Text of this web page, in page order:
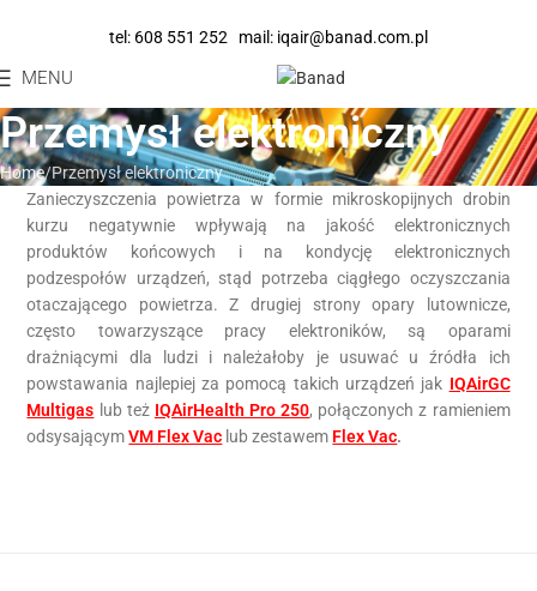
tel: 608 551 252 mail: iqair@banad.com.pl
MENU
Przemysł elektroniczny
Home Przemysł elektroniczny
Zanieczyszczenia powietrza w formie mikroskopijnych drobin
kurzu negatywnie wpływają na jakość elektronicznych
produktów końcowych i na kondycję elektronicznych
podzespołów urządzeń, stąd potrzeba ciągłego oczyszczania
otaczającego powietrza. Z drugiej strony opary lutownicze,
często towarzyszące pracy elektroników, są oparami
drażniącymi dla ludzi i należałoby je usuwać u źródła ich
powstawania najlepiej za pomocą takich urządzeń jak IQAirGC
Multigas lub też IQAirHealth Pro 250, połączonych z ramieniem
odsysającymVM Flex Vac lub zestawem Flex Vac.